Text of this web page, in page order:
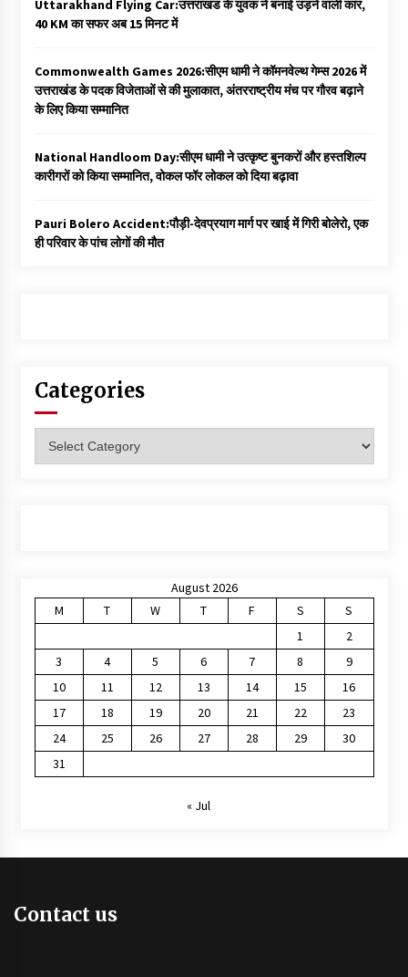
Uttarakhand Flying Car:उत्तराखंड के युवक ने बनाई उड़ने वाली कार,
40 KM का सफर अब 15 मिनट में
Commonwealth Games 2026:सीएम धामी ने कॉमनवेल्थ गेम्स 2026 में
उत्तराखंड के पदक विजेताओं से की मुलाकात, अंतरराष्ट्रीय मंच पर गौरव बढ़ाने
के लिए किया सम्मानित
National Handloom Day:सीएम धामी ने उत्कृष्ट बुनकरों और हस्तशिल्प
कारीगरों को किया सम्मानित, वोकल फॉर लोकल को दिया बढ़ावा
Pauri Bolero Accident:पौड़ी-देवप्रयाग मार्ग पर खाई में गिरी बोलेरो, एक
ही परिवार के पांच लोगों की मौत
Categories
August 2026
M
T W T F S
S
1
2
3
4 5 6 7 8
9
10
11 12 13 14 15
16
17
18 19 20 21 22
23
24
25 26 27 28 29
30
31
« Jul
Contact us